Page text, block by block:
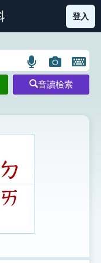
部首索引表圖示
登入
語
言
搜
示
圖
片
搜
開
鍵
圖
音讀檢索
ㄉ
ㄞ